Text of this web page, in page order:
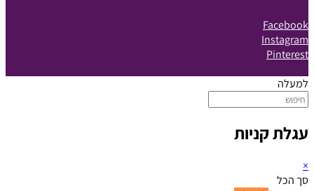
Facebook
Instagram
Pinterest
למעלה
עגלת קניות
×
סך הכל